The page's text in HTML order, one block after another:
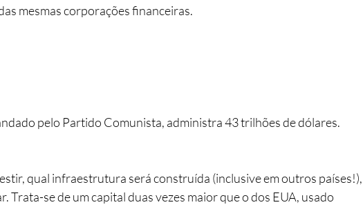
mesmas corporações financeiras.
pelo Partido Comunista, administra 43 trilhões de dólares.
qual infraestrutura será construída (inclusive em outros países!),
Trata-se de um capital duas vezes maior que o dos EUA, usado